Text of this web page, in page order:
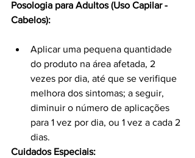
Posologia para Adultos (Uso Capilar -
Cabelos):
Aplicar uma pequena quantidade
do produto na área afetada, 2
vezes por dia, até que se verifique
melhora dos sintomas; a seguir,
diminuir o número de aplicações
para 1 vez por dia, ou 1 vez a cada 2
dias.
Cuidados Especiais: